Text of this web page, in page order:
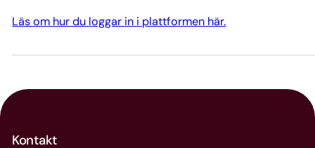
Läs om hur du loggar in i plattformen här.
Kontakt